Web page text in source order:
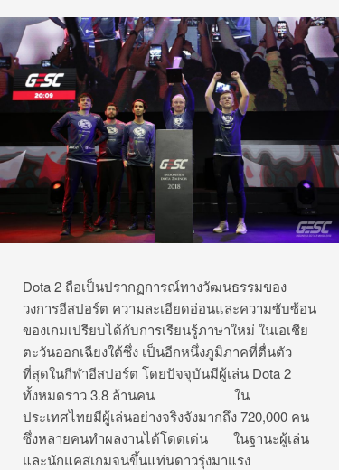
Dota 2 ถือเป็นปรากฏการณ์ทางวัฒนธรรมของ
วงการอีสปอร์ต ความละเอียดอ่อนและความซับซ้อน
ของเกมเปรียบได้กับการเรียนรู้ภาษาใหม่ ในเอเชีย
ตะวันออกเฉียงใต้ซึ่ง เป็นอีกหนึ่งภูมิภาคที่ตื่นตัว
ที่สุดในกีฬาอีสปอร์ต โดยปัจจุบันมีผู้เล่น Dota 2
ทั้งหมดราว 3.8 ล้านคน ใน
ประเทศไทยมีผู้เล่นอย่างจริงจังมากถึง 720,000 คน
ซึ่งหลายคนทำผลงานได้โดดเด่น ในฐานะผู้เล่น
และนักแคสเกมจนขึ้นแท่นดาวรุ่งมาแรง